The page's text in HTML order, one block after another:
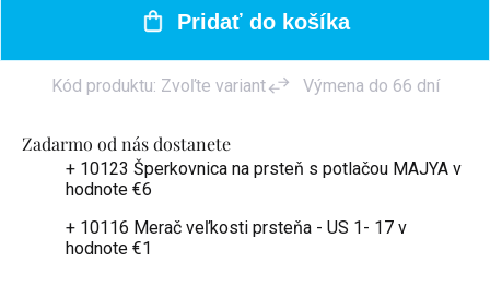
Zadarmo od nás dostanete
+ 10123 Šperkovnica na prsteň s potlačou MAJYA v
hodnote €6
+ 10116 Merač veľkosti prsteňa - US 1- 17 v
hodnote €1
Pridať do košíka
Kód produktu: Zvoľte variant Výmena do 66 dní